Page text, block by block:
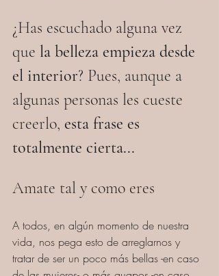
¿Has escuchado alguna vez
que la belleza empieza desde
el interior? Pues, aunque a
algunas personas les cueste
creerlo, esta frase es
totalmente cierta...
Amate tal y como eres
A todos, en algún momento de nuestra
vida, nos pega esto de arreglarnos y
tratar de ser un poco más bellas -en caso